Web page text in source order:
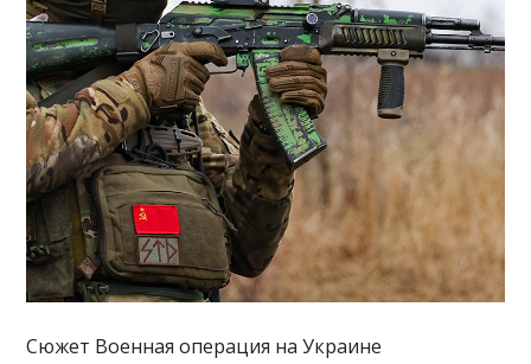
Сюжет Военная операция на Украине